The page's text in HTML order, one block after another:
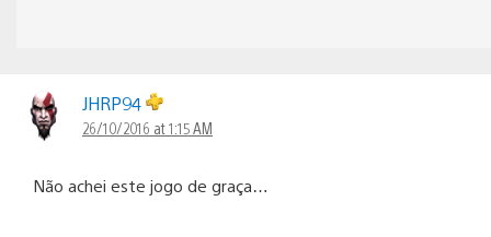
JHRP94
26/10/2016 at 1:15 AM
Não achei este jogo de graça…